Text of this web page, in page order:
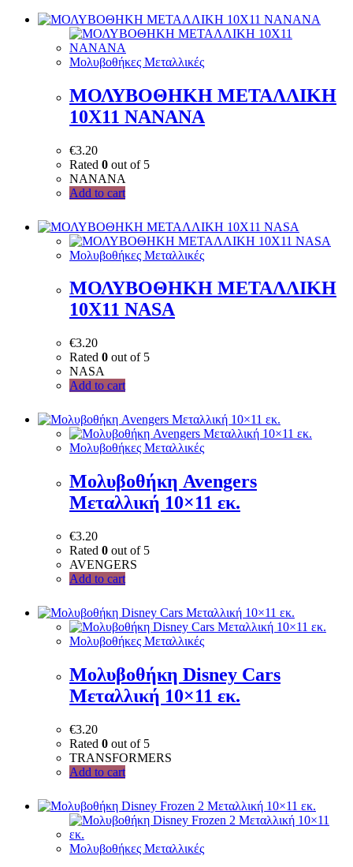
Μολυβοθήκες Μεταλλικές
ΜΟΛΥΒΟΘΗΚΗ ΜΕΤΑΛΛΙΚΗ
10X11 NANANA
€3.20
Rated 0 out of 5
NANANA
Add to cart
Μολυβοθήκες Μεταλλικές
ΜΟΛΥΒΟΘΗΚΗ ΜΕΤΑΛΛΙΚΗ
10X11 NASA
€3.20
Rated 0 out of 5
NASA
Add to cart
Μολυβοθήκες Μεταλλικές
Μολυβοθήκη Avengers
Μεταλλική 10×11 εκ.
€3.20
Rated 0 out of 5
AVENGERS
Add to cart
Μολυβοθήκες Μεταλλικές
Μολυβοθήκη Disney Cars
Μεταλλική 10×11 εκ.
€3.20
Rated 0 out of 5
TRANSFORMERS
Add to cart
Μολυβοθήκες Μεταλλικές